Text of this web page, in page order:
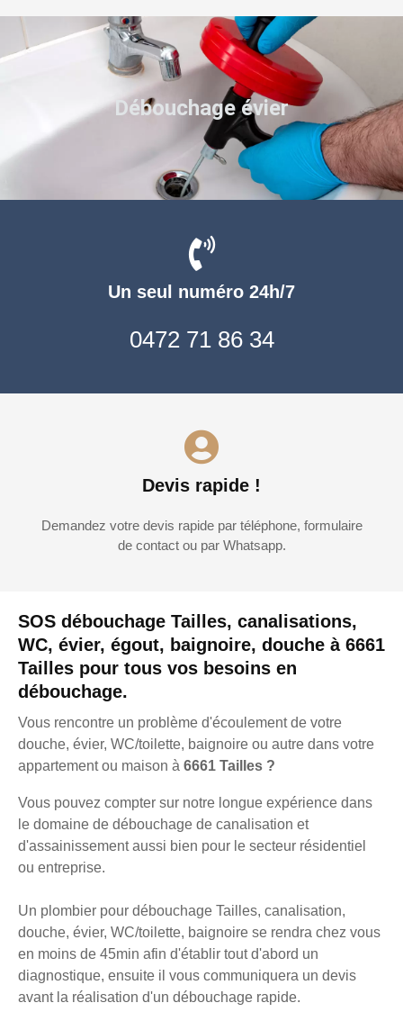
SOS débouchage Tailles, canalisations,
WC, évier, égout, baignoire, douche à 6661
Tailles pour tous vos besoins en
débouchage.
Vous rencontre un problème d'écoulement de votre
douche, évier, WC/toilette, baignoire ou autre dans votre
appartement ou maison à 6661 Tailles ?
Vous pouvez compter sur notre longue expérience dans
le domaine de débouchage de canalisation et
d'assainissement aussi bien pour le secteur résidentiel
ou entreprise.
Un plombier pour débouchage Tailles, canalisation,
douche, évier, WC/toilette, baignoire se rendra chez vous
en moins de 45min afin d'établir tout d'abord un
diagnostique, ensuite il vous communiquera un devis
avant la réalisation d'un débouchage rapide.
Un seul numéro 24h/7
0472 71 86 34
Devis rapide !
Demandez votre devis rapide par téléphone, formulaire
de contact ou par Whatsapp.
Débouchage évier